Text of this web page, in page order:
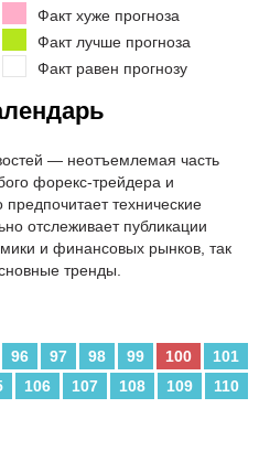
Факт хуже прогноза
Факт лучше прогноза
Факт равен прогнозу
— неотъемлемая часть
форекс-трейдера и
технические
отслеживает публикации
и финансовых рынков, так
тренды.
96 97 98 99 100
101
106 107 108 109 110